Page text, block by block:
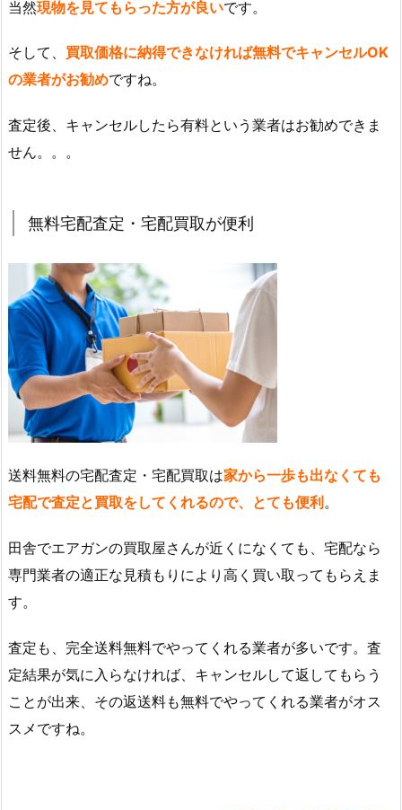
当然現物を見てもらった方が良いです。
そして、 買取価格に納得できなければ無料でキャンセルOK
の業者がお勧めですね。
査定後、キャンセルしたら有料という業者はお勧めできま
せん。。。
無料宅配査定・宅配買取が便利
送料無料の宅配査定・宅配買取は家から一歩も出なくても
宅配で査定と買取をしてくれるので、とても便利。
田舎でエアガンの買取屋さんが近くになくても、宅配なら
専門業者の適正な見積もりにより高く買い取ってもらえま
す。
査定も、完全送料無料でやってくれる業者が多いです。査
定結果が気に入らなければ、キャンセルして返してもらう
ことが出来、その返送料も無料でやってくれる業者がオス
スメですね。